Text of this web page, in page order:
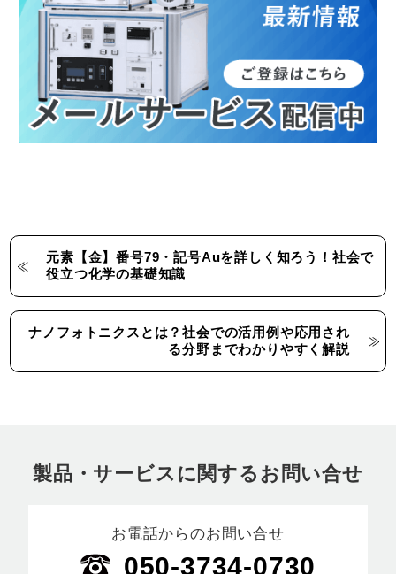
元素【金】番号79・記号Auを詳しく知ろう！社会で
役立つ化学の基礎知識
ナノフォトニクスとは？社会での活用例や応用され
る分野までわかりやすく解説
製品・サービスに関するお問い合せ
お電話からのお問い合せ
050-3734-0730